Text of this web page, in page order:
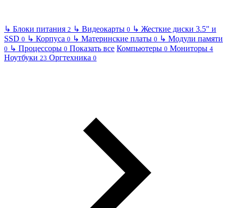
↳ Блоки питания 2 ↳ Видеокарты 0 ↳ Жесткие диски 3.5" и
SSD 0 ↳ Корпуса 0 ↳ Материнские платы 0 ↳ Модули памяти
0 ↳ Процессоры 0 Показать все Компьютеры 0 Мониторы 4
Ноутбуки 23 Оргтехника 0